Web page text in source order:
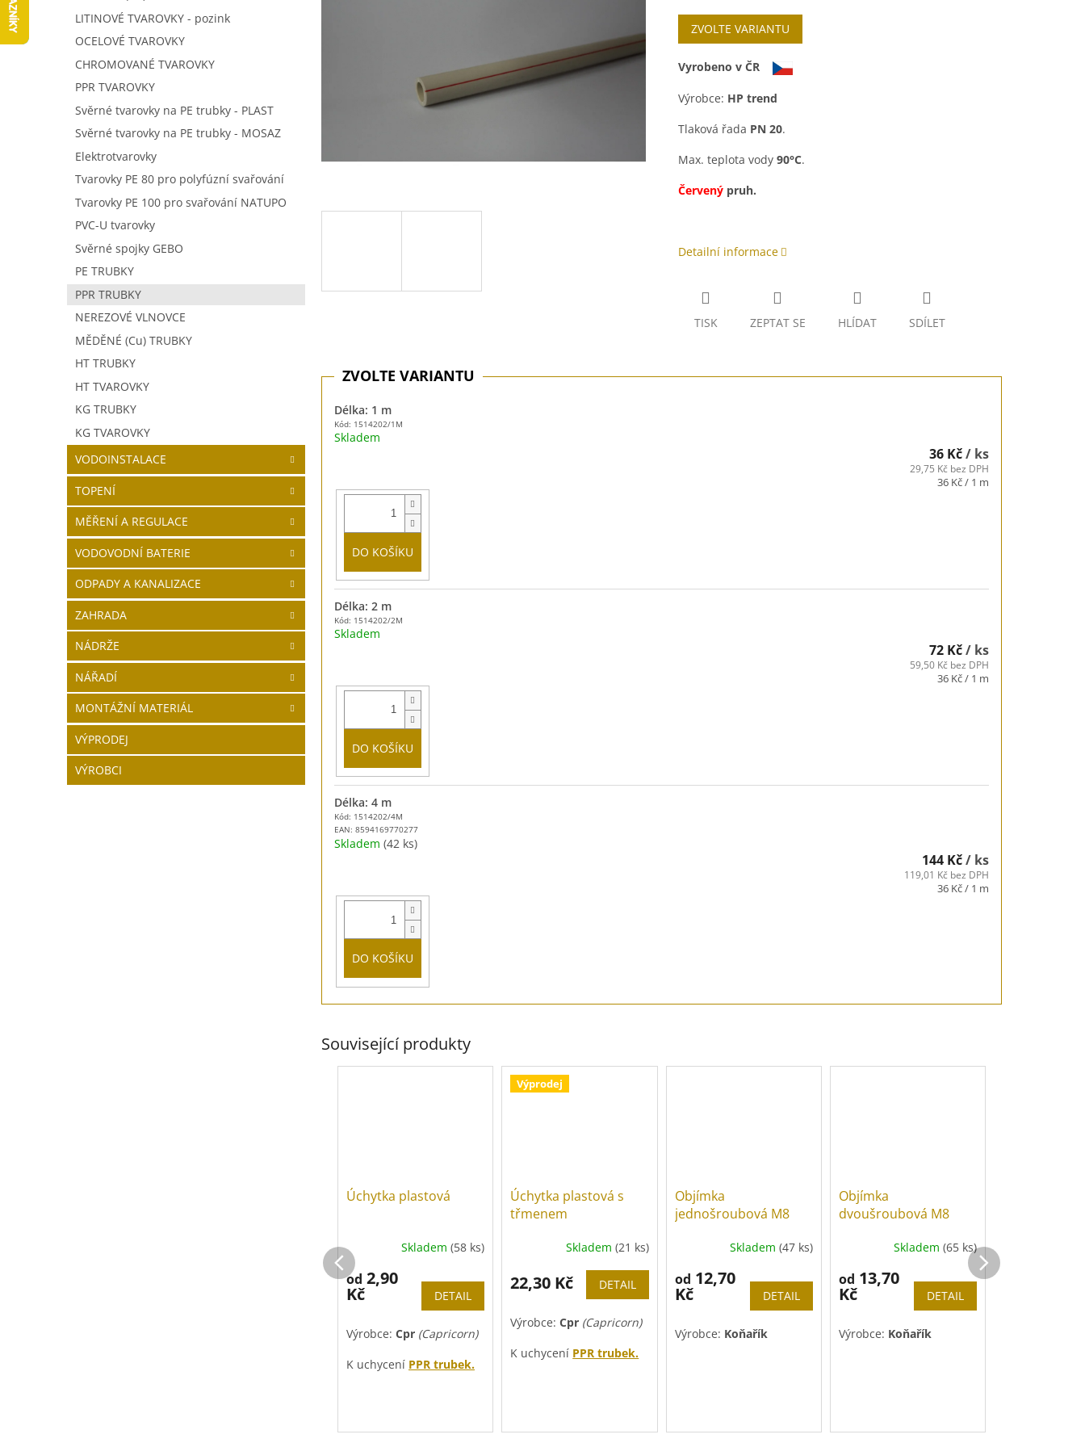
LITINOVÉ TVAROVKY - pozink
OCELOVÉ TVAROVKY
CHROMOVANÉ TVAROVKY
PPR TVAROVKY
Svěrné tvarovky na PE trubky - PLAST
Svěrné tvarovky na PE trubky - MOSAZ
Elektrotvarovky
Tvarovky PE 80 pro polyfúzní svařování
Tvarovky PE 100 pro svařování NATUPO
PVC-U tvarovky
Svěrné spojky GEBO
PE TRUBKY
PPR TRUBKY
NEREZOVÉ VLNOVCE
MĚDĚNÉ (Cu) TRUBKY
HT TRUBKY
HT TVAROVKY
KG TRUBKY
KG TVAROVKY
VODOINSTALACE
TOPENÍ
MĚŘENÍ A REGULACE
VODOVODNÍ BATERIE
ODPADY A KANALIZACE
ZAHRADA
NÁDRŽE
NÁŘADÍ
MONTÁŽNÍ MATERIÁL
VÝPRODEJ
VÝROBCI
ZVOLTE VARIANTU
Vyrobeno v ČR
Výrobce: HP trend
Tlaková řada PN 20.
Max. teplota vody 90°C.
Červenýpruh.
Detailní informace
TISK ZEPTAT SE HLÍDAT SDÍLET
Kód: 1514202/1M
Délka: 1 m
Skladem
36 Kč/ ks
29,75 Kč bez DPH
Měrná
36 Kč / 1 m
DO KOŠÍKU
Kód: 1514202/2M
Délka: 2 m
Skladem
72 Kč/ ks
59,50 Kč bez DPH
Měrná
36 Kč / 1 m
DO KOŠÍKU
Kód: 1514202/4M
EAN: 8594169770277
Délka: 4 m
Skladem (42 ks)
144 Kč/ ks
119,01 Kč bez DPH
Měrná
36 Kč / 1 m
DO KOŠÍKU
Související produkty
Úchytka plastová
Skladem(58 ks)
od 2,90
Kč DETAIL
Výrobce: Cpr (Capricorn)
K uchycení PPR trubek.
Výprodej
Úchytka plastová s
třmenem
Skladem (21 ks)
22,30 Kč DETAIL
Výrobce:Cpr (Capricorn)
K uchycení PPR trubek.
více úchytek).
Objímka
jednošroubová M8
Skladem (47 ks)
od 12,70
Kč DETAIL
Výrobce: Koňařík
Objímka
dvoušroubová M8
Skladem (65 ks)
od 13,70
Kč DETAIL
Výrobce: Koňařík